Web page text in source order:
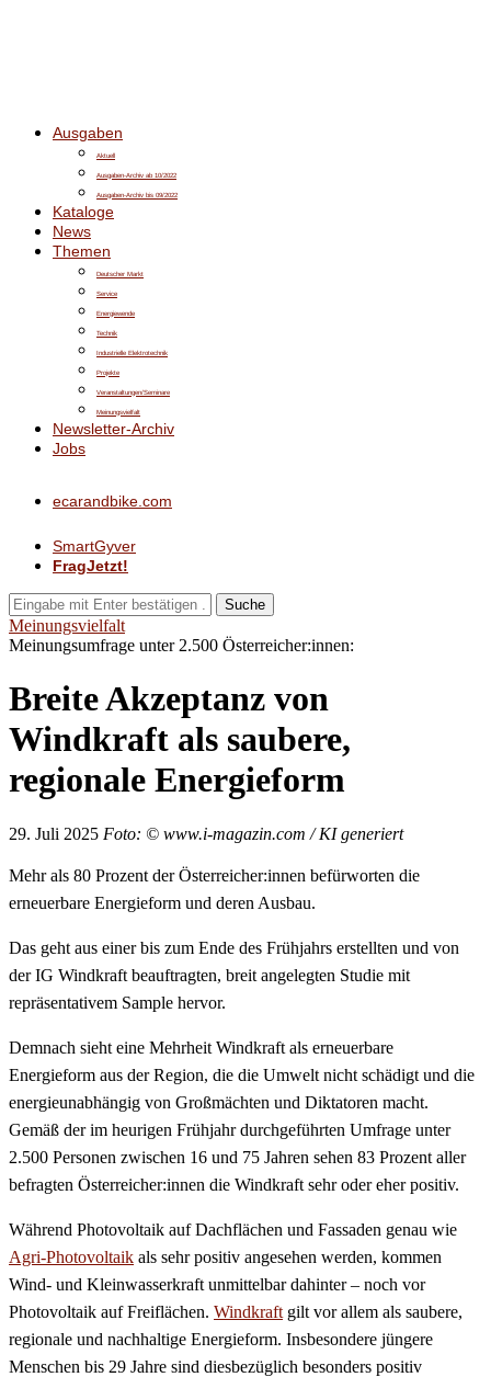
Ausgaben
Aktuell
Ausgaben-Archiv ab 10/2022
Ausgaben-Archiv bis 09/2022
Kataloge
News
Themen
Deutscher Markt
Service
Energiewende
Technik
Industrielle Elektrotechnik
Projekte
Veranstaltungen/Seminare
Meinungsvielfalt
Newsletter-Archiv
Jobs
ecarandbike.com
SmartGyver
FragJetzt!
Suche
Meinungsvielfalt
Meinungsumfrage unter 2.500 Österreicher:innen:
Breite Akzeptanz von
Windkraft als saubere,
regionale Energieform
29. Juli 2025 Foto: © www.i-magazin.com / KI generiert
Mehr als 80 Prozent der Österreicher:innen befürworten die
erneuerbare Energieform und deren Ausbau.
Das geht aus einer bis zum Ende des Frühjahrs erstellten und von
der IG Windkraft beauftragten, breit angelegten Studie mit
repräsentativem Sample hervor.
Demnach sieht eine Mehrheit Windkraft als erneuerbare
Energieform aus der Region, die die Umwelt nicht schädigt und die
energieunabhängig von Großmächten und Diktatoren macht.
Gemäß der im heurigen Frühjahr durchgeführten Umfrage unter
2.500 Personen zwischen 16 und 75 Jahren sehen 83 Prozent aller
befragten Österreicher:innen die Windkraft sehr oder eher positiv.
Während Photovoltaik auf Dachflächen und Fassaden genau wie
Agri-Photovoltaik als sehr positiv angesehen werden, kommen
Wind- und Kleinwasserkraft unmittelbar dahinter – noch vor
Photovoltaik auf Freiflächen. Windkraft gilt vor allem als saubere,
regionale und nachhaltige Energieform. Insbesondere jüngere
Menschen bis 29 Jahre sind diesbezüglich besonders positiv